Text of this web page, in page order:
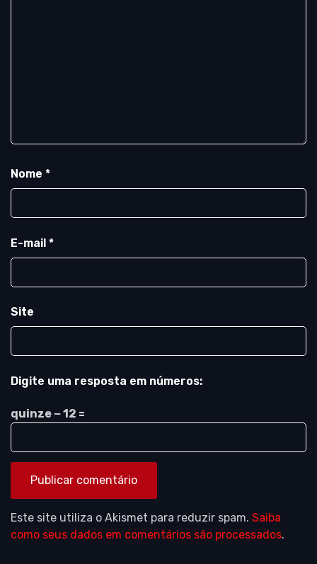
Nome *
E-mail *
Site
Digite uma resposta em números:
quinze − 12 =
Este site utiliza o Akismet para reduzir spam. Saiba
como seus dados em comentários são processados.